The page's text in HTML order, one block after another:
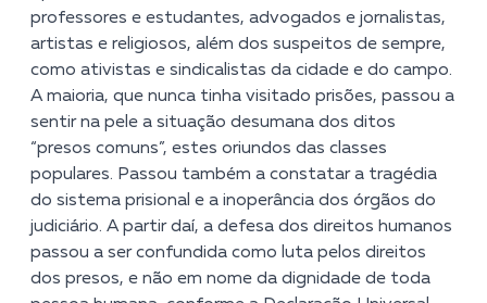
professores e estudantes, advogados e jornalistas,
artistas e religiosos, além dos suspeitos de sempre,
como ativistas e sindicalistas da cidade e do campo.
A maioria, que nunca tinha visitado prisões, passou a
sentir na pele a situação desumana dos ditos
“presos comuns”, estes oriundos das classes
populares. Passou também a constatar a tragédia
do sistema prisional e a inoperância dos órgãos do
judiciário. A partir daí, a defesa dos direitos humanos
passou a ser confundida como luta pelos direitos
dos presos, e não em nome da dignidade de toda